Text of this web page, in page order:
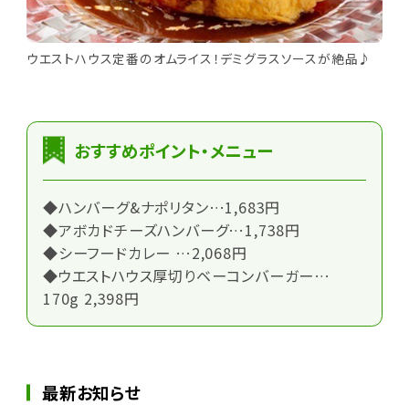
ウエストハウス定番のオムライス！デミグラスソースが絶品♪
おすすめポイント・メニュー
◆ハンバーグ&ナポリタン…1,683円
◆アボカドチーズハンバーグ…1,738円
◆シーフードカレー …2,068円
◆ウエストハウス厚切りベーコンバーガー…
170g 2,398円
最新お知らせ